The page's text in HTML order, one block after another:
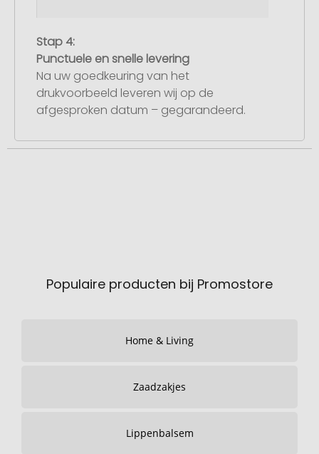
Stap 4:
Punctuele en snelle levering
Na uw goedkeuring van het
drukvoorbeeld leveren wij op de
afgesproken datum – gegarandeerd.
Populaire producten bij Promostore
Home & Living
Zaadzakjes
Lippenbalsem